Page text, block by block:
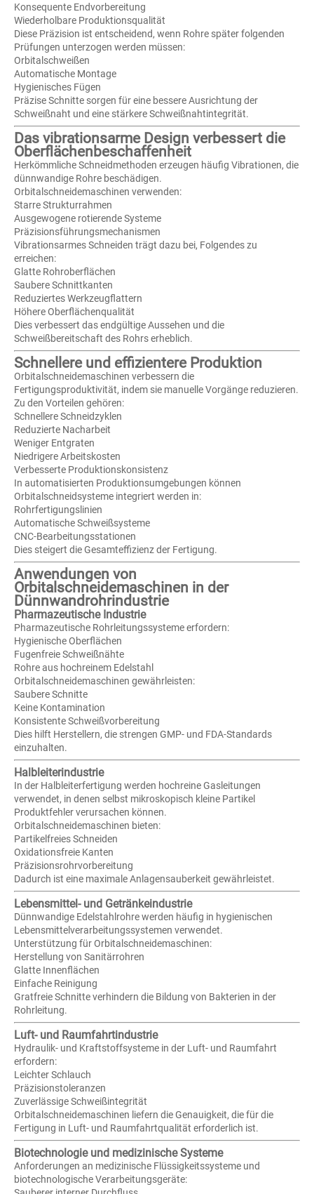
Konsequente Endvorbereitung
Wiederholbare Produktionsqualität
Diese Präzision ist entscheidend, wenn Rohre später folgenden
Prüfungen unterzogen werden müssen:
Orbitalschweißen
Automatische Montage
Hygienisches Fügen
Präzise Schnitte sorgen für eine bessere Ausrichtung der
Schweißnaht und eine stärkere Schweißnahtintegrität.
Das vibrationsarme Design verbessert die
Oberflächenbeschaffenheit
Herkömmliche Schneidmethoden erzeugen häufig Vibrationen, die
dünnwandige Rohre beschädigen.
Orbitalschneidemaschinen verwenden:
Starre Strukturrahmen
Ausgewogene rotierende Systeme
Präzisionsführungsmechanismen
Vibrationsarmes Schneiden trägt dazu bei, Folgendes zu
erreichen:
Glatte Rohroberflächen
Saubere Schnittkanten
Reduziertes Werkzeugflattern
Höhere Oberflächenqualität
Dies verbessert das endgültige Aussehen und die
Schweißbereitschaft des Rohrs erheblich.
Schnellere und effizientere Produktion
Orbitalschneidemaschinen verbessern die
Fertigungsproduktivität, indem sie manuelle Vorgänge reduzieren.
Zu den Vorteilen gehören:
Schnellere Schneidzyklen
Reduzierte Nacharbeit
Weniger Entgraten
Niedrigere Arbeitskosten
Verbesserte Produktionskonsistenz
In automatisierten Produktionsumgebungen können
Orbitalschneidsysteme integriert werden in:
Rohrfertigungslinien
Automatische Schweißsysteme
CNC-Bearbeitungsstationen
Dies steigert die Gesamteffizienz der Fertigung.
Anwendungen von
Orbitalschneidemaschinen in der
Dünnwandrohrindustrie
Pharmazeutische Industrie
Pharmazeutische Rohrleitungssysteme erfordern:
Hygienische Oberflächen
Fugenfreie Schweißnähte
Rohre aus hochreinem Edelstahl
Orbitalschneidemaschinen gewährleisten:
Saubere Schnitte
Keine Kontamination
Konsistente Schweißvorbereitung
Dies hilft Herstellern, die strengen GMP- und FDA-Standards
einzuhalten.
Halbleiterindustrie
In der Halbleiterfertigung werden hochreine Gasleitungen
verwendet, in denen selbst mikroskopisch kleine Partikel
Produktfehler verursachen können.
Orbitalschneidemaschinen bieten:
Partikelfreies Schneiden
Oxidationsfreie Kanten
Präzisionsrohrvorbereitung
Dadurch ist eine maximale Anlagensauberkeit gewährleistet.
Lebensmittel- und Getränkeindustrie
Dünnwandige Edelstahlrohre werden häufig in hygienischen
Lebensmittelverarbeitungssystemen verwendet.
Unterstützung für Orbitalschneidemaschinen:
Herstellung von Sanitärrohren
Glatte Innenflächen
Einfache Reinigung
Gratfreie Schnitte verhindern die Bildung von Bakterien in der
Rohrleitung.
Luft- und Raumfahrtindustrie
Hydraulik- und Kraftstoffsysteme in der Luft- und Raumfahrt
erfordern:
Leichter Schlauch
Präzisionstoleranzen
Zuverlässige Schweißintegrität
Orbitalschneidemaschinen liefern die Genauigkeit, die für die
Fertigung in Luft- und Raumfahrtqualität erforderlich ist.
Biotechnologie und medizinische Systeme
Anforderungen an medizinische Flüssigkeitssysteme und
biotechnologische Verarbeitungsgeräte: